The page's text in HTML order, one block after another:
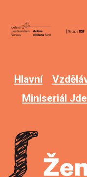
Hlavní
Miniseriál